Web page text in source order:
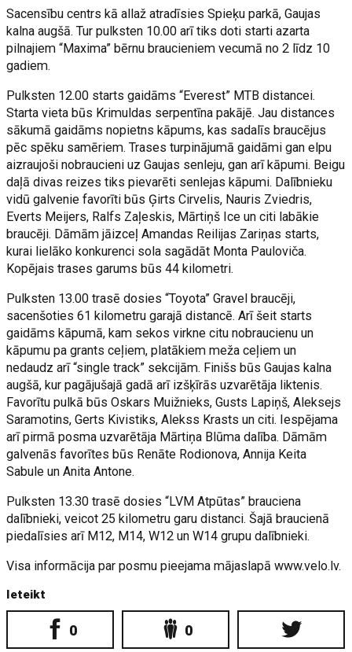
Sacensību centrs kā allaž atradīsies Spieķu parkā, Gaujas
kalna augšā. Tur pulksten 10.00 arī tiks doti starti azarta
pilnajiem “Maxima” bērnu braucieniem vecumā no 2 līdz 10
gadiem.
Pulksten 12.00 starts gaidāms “Everest” MTB distancei.
Starta vieta būs Krimuldas serpentīna pakājē. Jau distances
sākumā gaidāms nopietns kāpums, kas sadalīs braucējus
pēc spēku samēriem. Trases turpinājumā gaidāmi gan elpu
aizraujoši nobraucieni uz Gaujas senleju, gan arī kāpumi. Beigu
daļā divas reizes tiks pievarēti senlejas kāpumi. Dalībnieku
vidū galvenie favorīti būs Ģirts Cirvelis, Nauris Zviedris,
Everts Meijers, Ralfs Zaļeskis, Mārtiņš Ice un citi labākie
braucēji. Dāmām jāizceļ Amandas Reilijas Zariņas starts,
kurai lielāko konkurenci sola sagādāt Monta Pauloviča.
Kopējais trases garums būs 44 kilometri.
Pulksten 13.00 trasē dosies “Toyota” Gravel braucēji,
sacenšoties 61 kilometru garajā distancē. Arī šeit starts
gaidāms kāpumā, kam sekos virkne citu nobraucienu un
kāpumu pa grants ceļiem, platākiem meža ceļiem un
nedaudz arī “single track” sekcijām. Finišs būs Gaujas kalna
augšā, kur pagājušajā gadā arī izšķīrās uzvarētāja liktenis.
Favorītu pulkā būs Oskars Muižnieks, Gusts Lapiņš, Aleksejs
Saramotins, Gerts Kivistiks, Alekss Krasts un citi. Iespējama
arī pirmā posma uzvarētāja Mārtiņa Blūma dalība. Dāmām
galvenās favorītes būs Renāte Rodionova, Annija Keita
Sabule un Anita Antone.
Pulksten 13.30 trasē dosies “LVM Atpūtas” brauciena
dalībnieki, veicot 25 kilometru garu distanci. Šajā braucienā
piedalīsies arī M12, M14, W12 un W14 grupu dalībnieki.
Visa informācija par posmu pieejama mājaslapā www.velo.lv.
Ieteikt
0 0